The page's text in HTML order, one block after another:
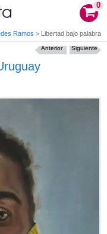
0
Ramos > Libertad bajo palabra
Siguiente
Anterior